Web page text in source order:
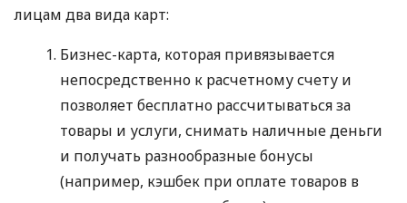
лицам два вида карт:
Бизнес-карта, которая привязывается
непосредственно к расчетному счету и
позволяет бесплатно рассчитываться за
товары и услуги, снимать наличные деньги
и получать разнообразные бонусы
(например, кэшбек при оплате товаров в